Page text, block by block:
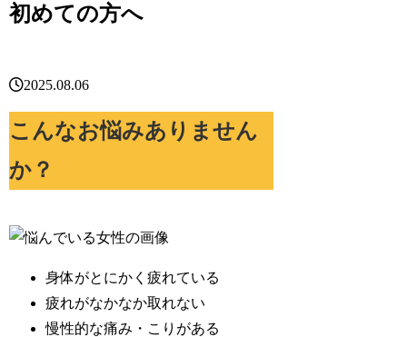
初めての方へ
2025.08.06
こんなお悩みありません
か？
身体がとにかく疲れている
疲れがなかなか取れない
慢性的な痛み・こりがある